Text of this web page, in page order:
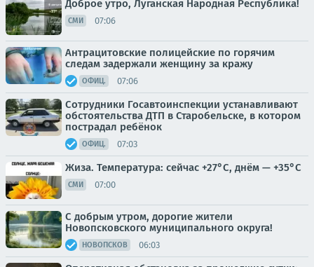
Доброе утро, Луганская Народная Республика!
СМИ 07:06
Антрацитовские полицейские по горячим
следам задержали женщину за кражу
ОФИЦ. 07:06
Сотрудники Госавтоинспекции устанавливают
обстоятельства ДТП в Старобельске, в котором
пострадал ребёнок
ОФИЦ. 07:03
Жиза. Температура: сейчас +27°C, днём — +35°C
СМИ 07:00
С добрым утром, дорогие жители
Новопсковского муниципального округа!
НОВОПСКОВ 06:03